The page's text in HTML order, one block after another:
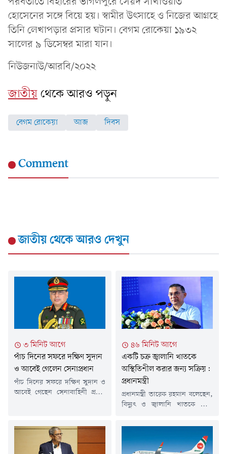
হোসেনের সঙ্গে বিয়ে হয়। স্বামীর উৎসাহে ও নিজের আগ্রহে
তিনি লেখাপড়ার প্রসার ঘটান। বেগম রোকেয়া ১৯৩২
সালের ৯ ডিসেম্বর মারা যান।
নিউজনাউ/আরবি/২০২২
জাতীয়থেকে আরও পড়ুন
বেগম রোকেয়া আজ দিবস
Comment
জাতীয়থেকে আরও দেখুন
৩ মিনিট আগে
পাঁচ দিনের সফরে দক্ষিণ সুদান
ও আবেই গেলেন সেনাপ্রধান
পাঁচ দিনের সফরে দক্ষিণ সুদান ও
আবেই গেছেন সেনাবাহিনী প্রধান
আন্তঃবাহিনী জনসংযোগ
পরিদপ্তরের (আইএসপিআর)
৪৬ মিনিট আগে
একটি চক্র জ্বালানি খাতকে
অস্থিতিশীল করার জন্য সক্রিয়:
প্রধানমন্ত্রী
প্রধানমন্ত্রী তারেক রহমান বলেছেন,
বিদ্যুৎ ও জ্বালানি খাতকে ঘিরে
অস্থিতিশীলতা সৃষ্টির চেষ্টা করছে।
শনিবার সকালে ডক্টরস
এসোসিয়েশন অব বাংলাদেশের